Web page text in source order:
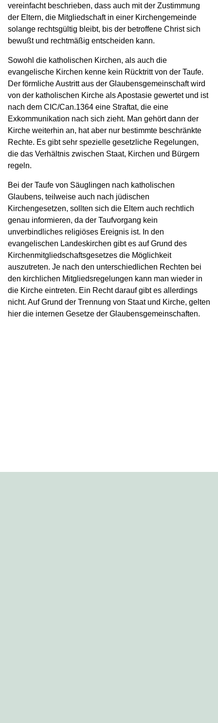
vereinfacht beschrieben, dass auch mit der Zustimmung
der Eltern, die Mitgliedschaft in einer Kirchengemeinde
solange rechtsgültig bleibt, bis der betroffene Christ sich
bewußt und rechtmäßig entscheiden kann.
Sowohl die katholischen Kirchen, als auch die
evangelische Kirchen kenne kein Rücktritt von der Taufe.
Der förmliche Austritt aus der Glaubensgemeinschaft wird
von der katholischen Kirche als Apostasie gewertet und ist
nach dem CIC/Can.1364 eine Straftat, die eine
Exkommunikation nach sich zieht. Man gehört dann der
Kirche weiterhin an, hat aber nur bestimmte beschränkte
Rechte. Es gibt sehr spezielle gesetzliche Regelungen,
die das Verhältnis zwischen Staat, Kirchen und Bürgern
regeln.
Bei der Taufe von Säuglingen nach katholischen
Glaubens, teilweise auch nach jüdischen
Kirchengesetzen, sollten sich die Eltern auch rechtlich
genau informieren, da der Taufvorgang kein
unverbindliches religiöses Ereignis ist. In den
evangelischen Landeskirchen gibt es auf Grund des
Kirchenmitgliedschaftsgesetzes die Möglichkeit
auszutreten. Je nach den unterschiedlichen Rechten bei
den kirchlichen Mitgliedsregelungen kann man wieder in
die Kirche eintreten. Ein Recht darauf gibt es allerdings
nicht. Auf Grund der Trennung von Staat und Kirche, gelten
hier die internen Gesetze der Glaubensgemeinschaften.